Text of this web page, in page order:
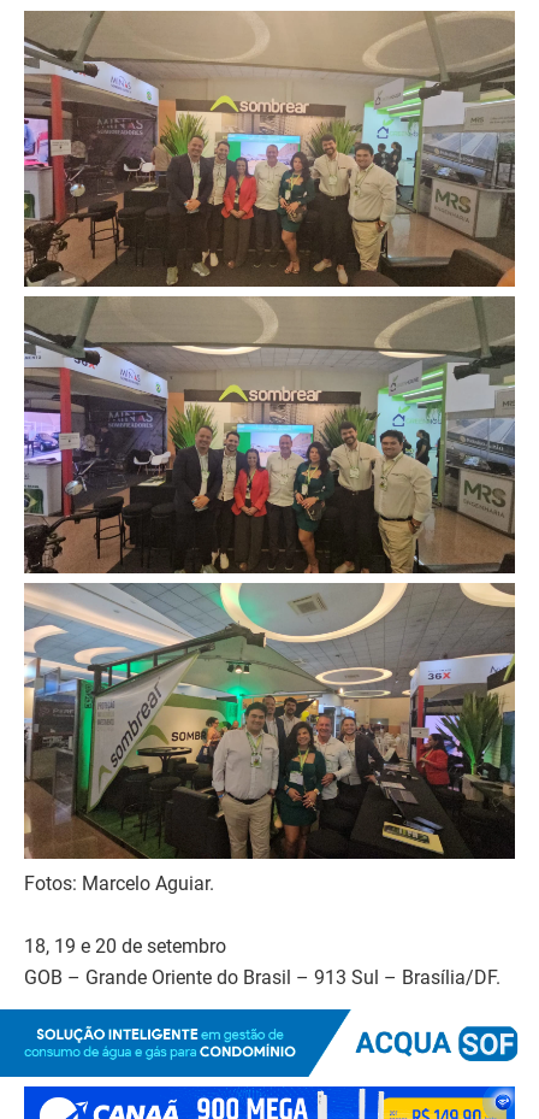
Fotos: Marcelo Aguiar.
18, 19 e 20 de setembro
GOB – Grande Oriente do Brasil – 913 Sul – Brasília/DF.